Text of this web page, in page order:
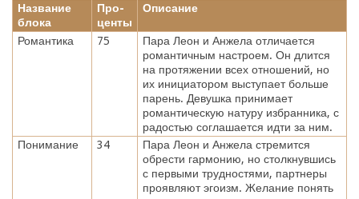
Название
блока
Про-
центы
Описание
Романтика 75
Пара Леон и Анжела отличается
романтичным настроем. Он длится
на протяжении всех отношений, но
их инициатором выступает больше
парень. Девушка принимает
романтическую натуру избранника, с
радостью соглашается идти за ним.
Понимание
34
Пара Леон и Анжела стремится
обрести гармонию, но столкнувшись
с первыми трудностями, партнеры
проявляют эгоизм. Желание понять